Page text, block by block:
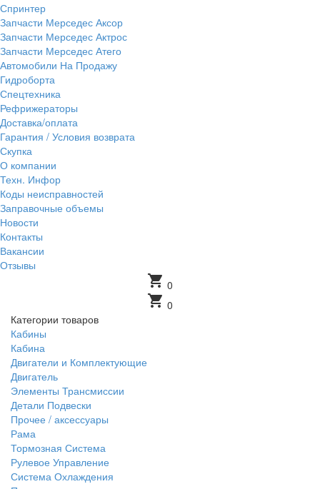
Спринтер
Запчасти Мерседес Аксор
Запчасти Мерседес Актрос
Запчасти Мерседес Атего
Автомобили На Продажу
Гидроборта
Спецтехника
Рефрижераторы
Доставка/оплата
Гарантия / Условия возврата
Скупка
О компании
Техн. Инфор
Коды неисправностей
Заправочные объемы
Новости
Контакты
Вакансии
Отзывы
shopping_cart 0
shopping_cart 0
Категории товаров
Кабины
Кабина
Двигатели и Комплектующие
Двигатель
Элементы Трансмиссии
Детали Подвески
Прочее / аксессуары
Рама
Тормозная Система
Рулевое Управление
Система Охлаждения